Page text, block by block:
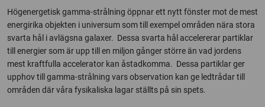
Högenergetisk gamma-strålning öppnar ett nytt fönster mot de mest
energirika objekten i universum som till exempel områden nära stora
svarta hål i avlägsna galaxer. Dessa svarta hål accelererar partiklar
till energier som är upp till en miljon gånger större än vad jordens
mest kraftfulla accelerator kan åstadkomma. Dessa partiklar ger
upphov till gamma-strålning vars observation kan ge ledtrådar till
områden där våra fysikaliska lagar ställts på sin spets.